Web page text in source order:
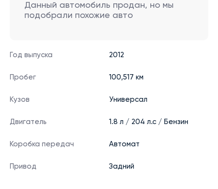
Год выпуска 2012
Пробег 100,517 км
Кузов Универсал
Двигатель 1.8 л / 204 л.с / Бензин
Коробка передач Автомат
Привод Задний
Данный автомобиль продан, но мы
подобрали похожие авто